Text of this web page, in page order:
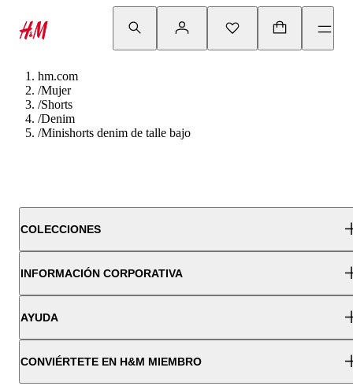
hm.com
/Mujer
/Shorts
/Denim
/Minishorts denim de talle bajo
COLECCIONES
INFORMACIÓN CORPORATIVA
AYUDA
CONVIÉRTETE EN H&M MIEMBRO